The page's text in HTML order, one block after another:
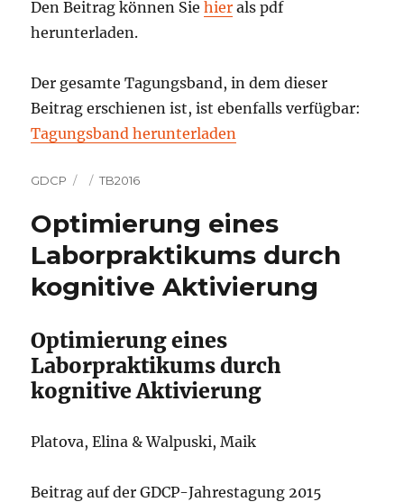
Den Beitrag können Siehier als pdf
herunterladen.
Der gesamte Tagungsband, in dem dieser
Beitrag erschienen ist, ist ebenfalls verfügbar:
Tagungsband herunterladen
Autor
GDCP
Veröffentlicht
Kategorien
TB2016
Optimierung eines
Laborpraktikums durch
kognitive Aktivierung
Optimierung eines
Laborpraktikums durch
kognitive Aktivierung
Platova, Elina & Walpuski, Maik
Beitrag auf der GDCP-Jahrestagung 2015